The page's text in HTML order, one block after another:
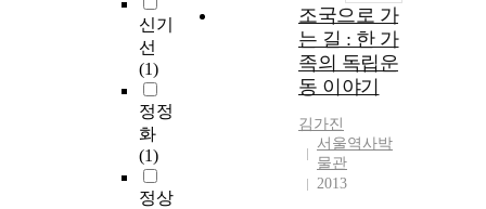
신기
선
(1)
정정
화
(1)
정상
조국으로 가
는 길 : 한 가
족의 독립운
동 이야기
김가진
서울역사박
물관
2013